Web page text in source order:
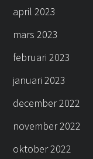
april 2023
mars 2023
februari 2023
januari 2023
december 2022
november 2022
oktober 2022